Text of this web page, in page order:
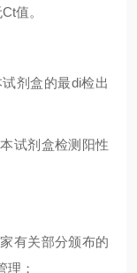
值。
剂盒的最di检出
试剂盒检测阳性
有关部分颁布的
理；